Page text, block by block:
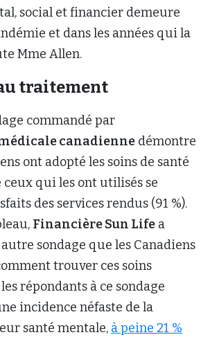
social et financier demeure
et dans les années qui la
Mme Allen.
traitement
commandé par
canadienne démontre
ont adopté les soins de santé
qui les ont utilisés se
des services rendus (91 %).
Financière Sun Life a
sondage que les Canadiens
trouver ces soins
répondants à ce sondage
incidence néfaste de la
santé mentale, à peine 21 %